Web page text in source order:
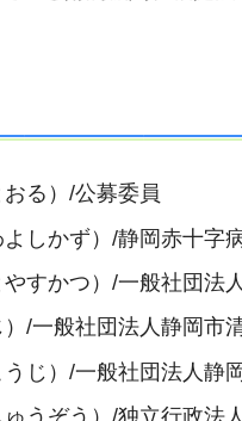
る）/公募委員
しかず）/静岡赤十字
すかつ）/一般社団法
/一般社団法人静岡市
じ）/一般社団法人静